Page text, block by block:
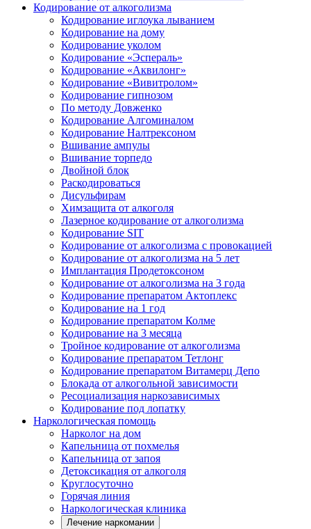
Кодирование от алкоголизма
Кодирование иглоука лыванием
Кодирование на дому
Кодирование уколом
Кодирование «Эспераль»
Кодирование «Аквилонг»
Кодирование «Вивитролом»
Кодирование гипнозом
По методу Довженко
Кодирование Алгоминалом
Кодирование Налтрексоном
Вшивание ампулы
Вшивание торпедо
Двойной блок
Раскодироваться
Дисульфирам
Химзащита от алкоголя
Лазерное кодирование от алкоголизма
Кодирование SIT
Кодирование от алкоголизма с провокацией
Кодирование от алкоголизма на 5 лет
Имплантация Продетоксоном
Кодирование от алкоголизма на 3 года
Кодирование препаратом Актоплекс
Кодирование на 1 год
Кодирование препаратом Колме
Кодирование на 3 месяца
Тройное кодирование от алкоголизма
Кодирование препаратом Тетлонг
Кодирование препаратом Витамерц Депо
Блокада от алкогольной зависимости
Ресоциализация наркозависимых
Кодирование под лопатку
Наркологическая помощь
Нарколог на дом
Капельница от похмелья
Капельница от запоя
Детоксикация от алкоголя
Круглосуточно
Горячая линия
Наркологическая клиника
Лечение наркомании